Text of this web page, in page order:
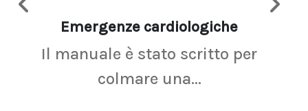
Emergenze cardiologiche
Il manuale è stato scritto per
colmare una...